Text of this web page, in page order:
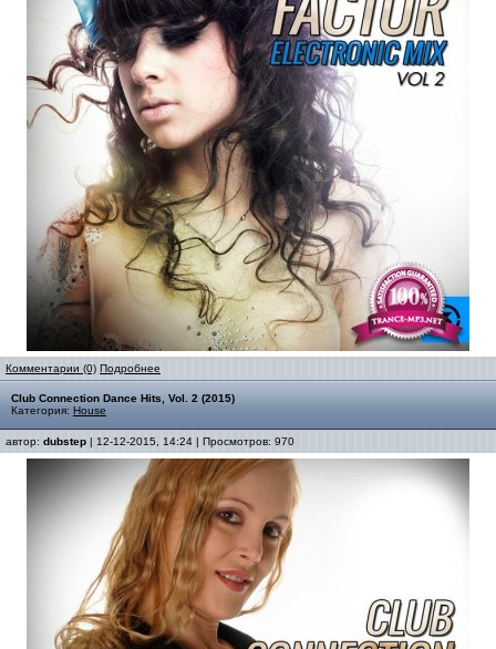
Комментарии (0) Подробнее
Club Connection Dance Hits, Vol. 2 (2015)
Категория: House
автор: dubstep | 12-12-2015, 14:24 | Просмотров: 970